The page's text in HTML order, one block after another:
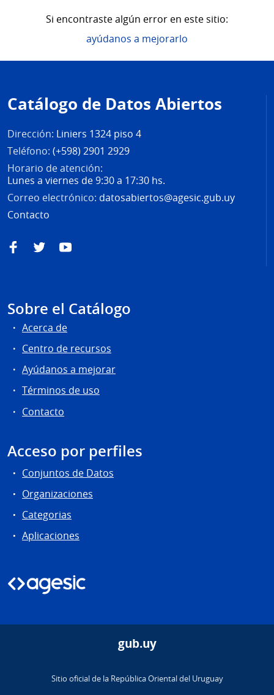
Si encontraste algún error en este sitio:
ayúdanos a mejorarlo
de
página
Catálogo de Datos Abiertos
Dirección: Liniers 1324 piso 4
Teléfono: (+598) 2901 2929
Horario de atención:
Lunes a viernes de 9:30 a 17:30 hs.
Correo electrónico: datosabiertos@agesic.gub.uy
Contacto
FacebookTwitterYouTube
Sobre el Catálogo
Acerca de
Centro de recursos
Ayúdanos a mejorar
Términos de uso
Contacto
Acceso por perfiles
Conjuntos de Datos
Organizaciones
Categorias
Aplicaciones
gub.uy
Sitio oficial de la República Oriental del Uruguay